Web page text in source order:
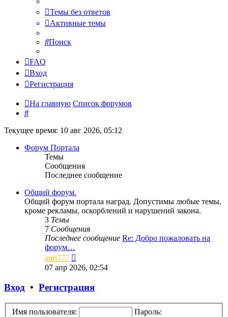
Темы без ответов
Активные темы
Поиск
FAQ
Вход
Регистрация
На главную Список форумов
Поиск
Текущее время: 10 авг 2026, 05:12
Форум Портала
Темы
Сообщения
Последнее сообщение
Общий форум.
Общий форум портала наград. Допустимы любые темы,
кроме рекламы, оскорблений и нарушений закона.
3 Темы
7 Сообщения
Последнее сообщение Re: Добро пожаловать на
форум…
anri777
к
07 апр 2026, 02:54
Вход • Регистрация
Имя пользователя: Пароль: